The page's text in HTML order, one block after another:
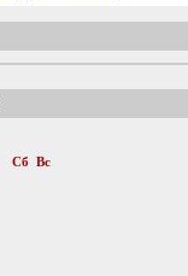
Сб Вс